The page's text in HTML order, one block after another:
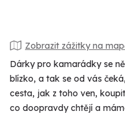
Zobrazit zážitky na
Dárky pro kamarádky se
blízko, a tak se od vás
cesta, jak z toho ven,
co doopravdy chtějí a